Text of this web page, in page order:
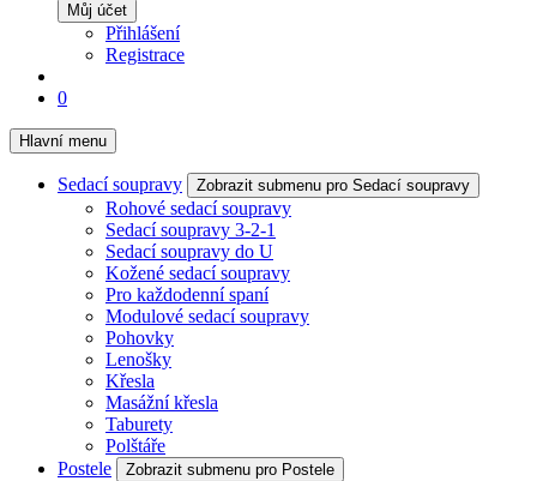
Můj účet
Přihlášení
Registrace
0
Hlavní menu
Sedací soupravy Zobrazit submenu pro Sedací soupravy
Rohové sedací soupravy
Sedací soupravy 3-2-1
Sedací soupravy do U
Kožené sedací soupravy
Pro každodenní spaní
Modulové sedací soupravy
Pohovky
Lenošky
Křesla
Masážní křesla
Taburety
Polštáře
Postele
Zobrazit submenu pro Postele